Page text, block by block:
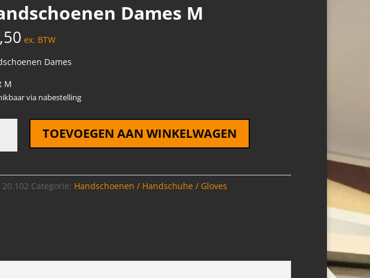
Dames M
ex. BTW
Dames
M
via nabestelling
TOEVOEGEN AAN WINKELWAGEN
20.102 Categorie: Handschoenen / Handschuhe / Gloves